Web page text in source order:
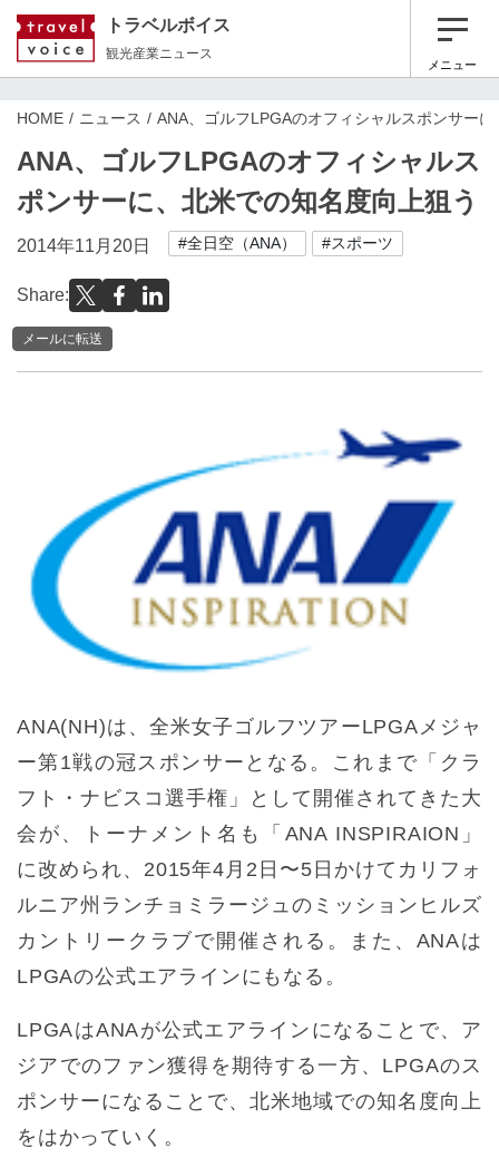
トラベルボイス
観光産業ニュース
メニュー
HOME ニュース ANA、ゴルフLPGAのオフィシャルスポンサー
ANA、ゴルフLPGAのオフィシャルス
ポンサーに、北米での知名度向上狙う
2014年11月20日 #全日空（ANA） #スポーツ
Share:
メールに転送
ANA(NH)は、全米女子ゴルフツアーLPGAメジャ
ー第1戦の冠スポンサーとなる。これまで「クラ
フト・ナビスコ選手権」として開催されてきた大
会が、トーナメント名も「ANA INSPIRAION」
に改められ、2015年4月2日〜5日かけてカリフォ
ルニア州ランチョミラージュのミッションヒルズ
カントリークラブで開催される。また、ANAは
LPGAの公式エアラインにもなる。
LPGAはANAが公式エアラインになることで、ア
ジアでのファン獲得を期待する一方、LPGAのス
ポンサーになることで、北米地域での知名度向上
をはかっていく。